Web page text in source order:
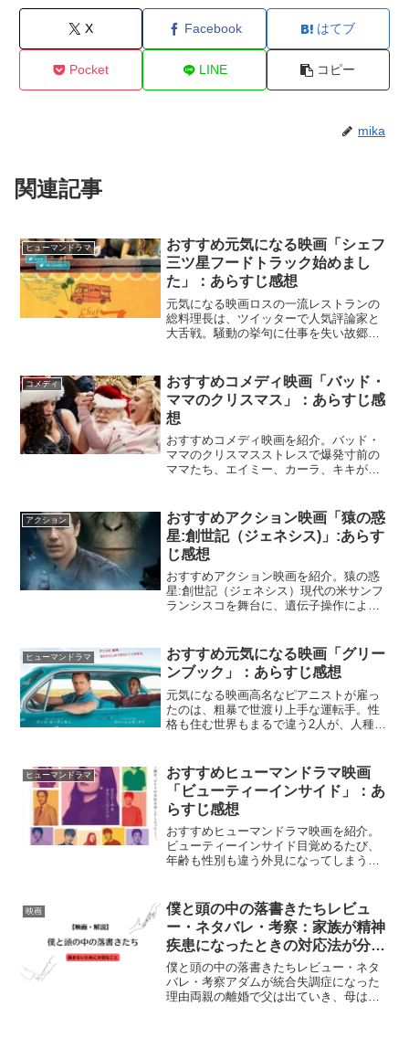
X Facebook はてブ
Pocket LINE コピー
mika
関連記事
ヒューマンドラマ
おすすめ元気になる映画「シェフ
三ツ星フードトラック始めまし
た」：あらすじ感想
元気になる映画ロスの一流レストランの
総料理長は、ツイッターで人気評論家と
大舌戦。騒動の挙句に仕事を失い故郷に
ードトラック始めました』Netflix公式夢
を叶えるにはいつ...
コメディ
おすすめコメディ映画「バッド・
ママのクリスマス」：あらすじ感
想
おすすめコメディ映画を紹介。バッド・
ママのクリスマスストレスで爆発寸前の
ママたち、エイミー、カーラ、キキが帰
るのも時間の問題⁉『バッドママのクリス
マス』Netflix公式...
アクション
おすすめアクション映画「猿の惑
星:創世記（ジェネシス)」:あらす
じ感想
おすすめアクション映画を紹介。猿の惑
星:創世記（ジェネシス）現代の米サンフ
ランシスコを舞台に、遺伝子操作によっ
たちの戦いを描く。『猿の惑星:創世記
（ジェネシス）』映画....
ヒューマンドラマ
おすすめ元気になる映画「グリー
ンブック」：あらすじ感想
元気になる映画高名なピアニストが雇っ
たのは、粗暴で世渡り上手な運転手。性
格も住む世界もまるで違う2人が、人種さ
Netflix公式人種差別がテーマの社会派感
動作品。粗暴な...
ヒューマンドラマ
おすすめヒューマンドラマ映画
「ビューティーインサイド」：あ
らすじ感想
おすすめヒューマンドラマ映画を紹介。
ビューティーインサイド目覚めるたび、
年齢も性別も違う外見になってしまう青
るためには夜眠れない。『ビューティ
ー・インサイド』Netf...
映画
僕と頭の中の落書きたちレビュ
ー・ネタバレ・考察：家族が精神
疾患になったときの対応法が分か
る映画
僕と頭の中の落書きたちレビュー・ネタ
バレ・考察アダムが統合失調症になった
理由両親の離婚で父は出ていき、母は気